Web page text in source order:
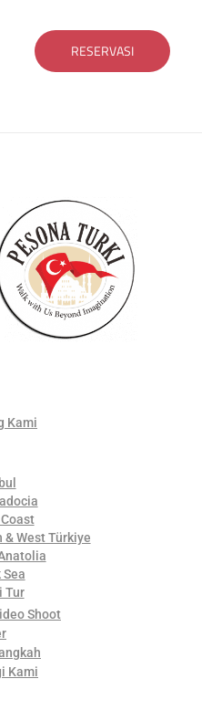
RESERVASI
Kami
& West Türkiye
Sea
Tur
Shoot
Kami